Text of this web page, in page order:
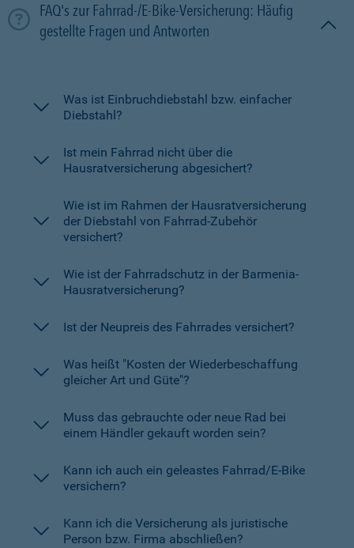
FAQ's zur Fahrrad-/E-Bike-Versicherung: Häufig
gestellte Fragen und Antworten
Was ist Einbruchdiebstahl bzw. einfacher
Diebstahl?
Ist mein Fahrrad nicht über die
Hausratversicherung abgesichert?
Wie ist im Rahmen der Hausratversicherung
der Diebstahl von Fahrrad-Zubehör
versichert?
Wie ist der Fahrradschutz in der Barmenia-
Hausratversicherung?
Ist der Neupreis des Fahrrades versichert?
Was heißt "Kosten der Wiederbeschaffung
gleicher Art und Güte"?
Muss das gebrauchte oder neue Rad bei
einem Händler gekauft worden sein?
Kann ich auch ein geleastes Fahrrad/E-Bike
versichern?
Kann ich die Versicherung als juristische
Person bzw. Firma abschließen?